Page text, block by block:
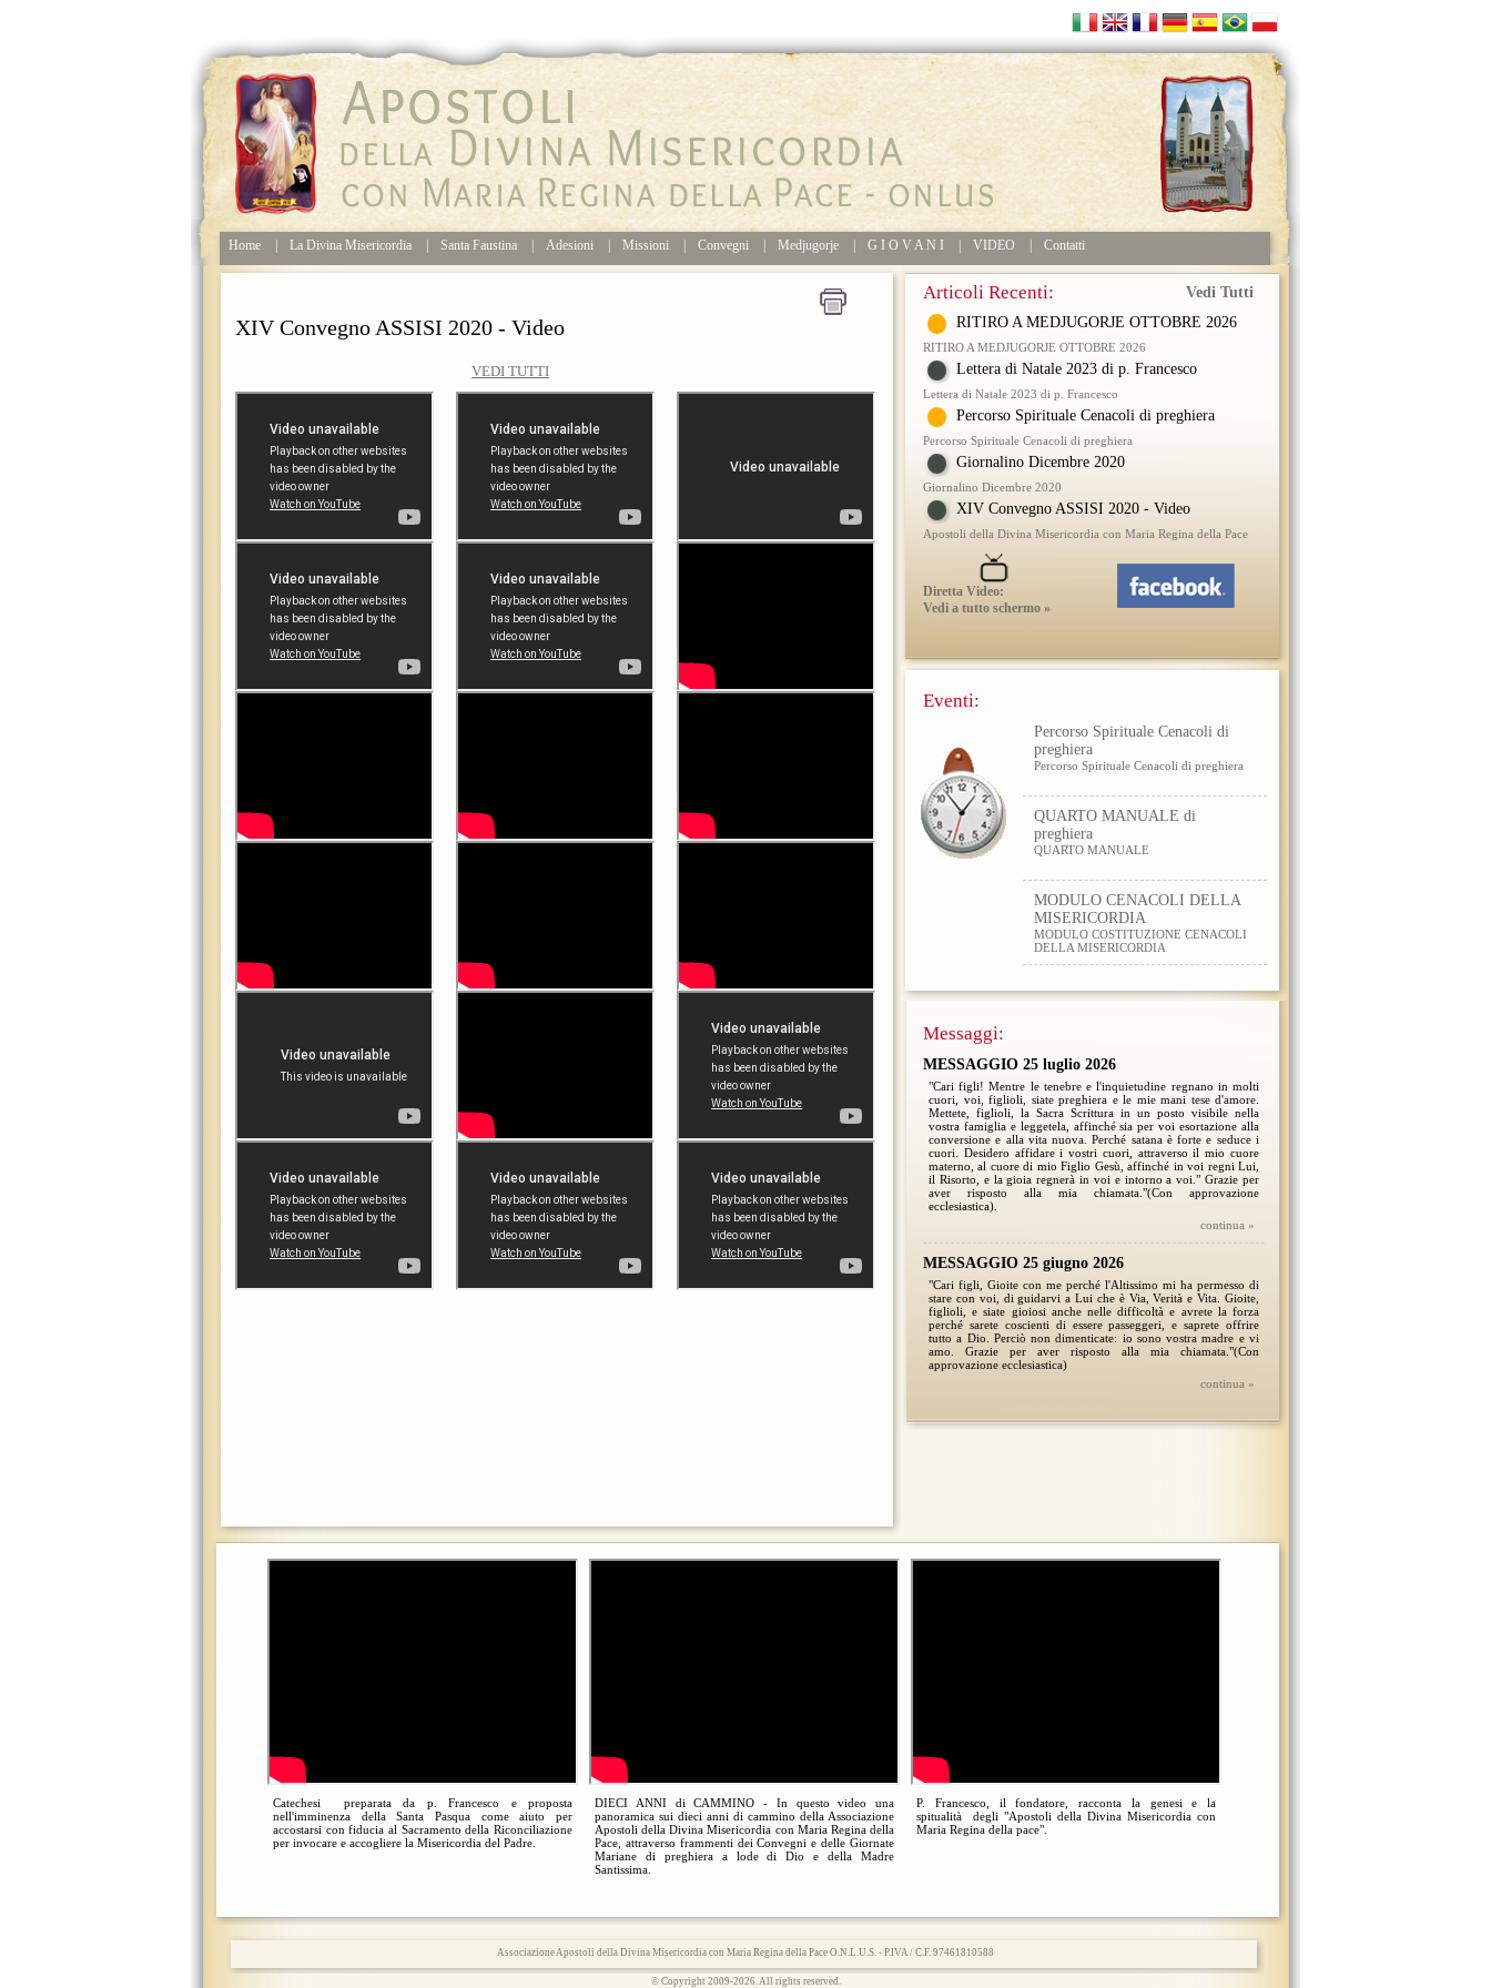
Home La Divina Misericordia Santa Faustina Adesioni Missioni Convegni Medjugorje G I O V A N I VIDEO Contatti
XIV Convegno ASSISI 2020 - Video
VEDI TUTTI
Articoli Recenti:
Vedi Tutti
RITIRO A MEDJUGORJE OTTOBRE 2026
RITIRO A MEDJUGORJE OTTOBRE 2026
Lettera di Natale 2023 di p. Francesco
Lettera di Natale 2023 di p. Francesco
Percorso Spirituale Cenacoli di preghiera
Percorso Spirituale Cenacoli di preghiera
Giornalino Dicembre 2020
Giornalino Dicembre 2020
XIV Convegno ASSISI 2020 - Video
Apostoli della Divina Misericordia con Maria Regina della Pace
Diretta Video:
Vedi a tutto schermo »
Eventi:
Percorso Spirituale Cenacoli di
preghiera
Percorso Spirituale Cenacoli di preghiera
QUARTO MANUALE di
preghiera
QUARTO MANUALE
MODULO CENACOLI DELLA
MISERICORDIA
MODULO COSTITUZIONE CENACOLI
DELLA MISERICORDIA
Messaggi:
MESSAGGIO 25 luglio 2026
"Cari figli! Mentre le tenebre e l'inquietudine regnano in molti
cuori, voi, figlioli, siate preghiera e le mie mani tese d'amore.
Mettete, figlioli, la Sacra Scrittura in un posto visibile nella
vostra famiglia e leggetela, affinché sia per voi esortazione alla
conversione e alla vita nuova. Perché satana è forte e seduce i
cuori. Desidero affidare i vostri cuori, attraverso il mio cuore
materno, al cuore di mio Figlio Gesù, affinché in voi regni Lui,
il Risorto, e la gioia regnerà in voi e intorno a voi." Grazie per
aver risposto alla mia chiamata."(Con approvazione
ecclesiastica).
continua »
MESSAGGIO 25 giugno 2026
"Cari figli, Gioite con me perché l'Altissimo mi ha permesso di
stare con voi, di guidarvi a Lui che è Via, Verità e Vita. Gioite,
figlioli, e siate gioiosi anche nelle difficoltà e avrete la forza
perché sarete coscienti di essere passeggeri, e saprete offrire
tutto a Dio. Perciò non dimenticate: io sono vostra madre e vi
amo. Grazie per aver risposto alla mia chiamata."(Con
approvazione ecclesiastica)
continua »
Catechesi preparata da p. Francesco e proposta
nell'imminenza della Santa Pasqua come aiuto per
accostarsi con fiducia al Sacramento della Riconciliazione
per invocare e accogliere la Misericordia del Padre.
DIECI ANNI di CAMMINO - In questo video una
panoramica sui dieci anni di cammino della Associazione
Apostoli della Divina Misericordia con Maria Regina della
Pace, attraverso frammenti dei Convegni e delle Giornate
Mariane di preghiera a lode di Dio e della Madre
Santissima.
P. Francesco, il fondatore, racconta la genesi e la
spitualità degli "Apostoli della Divina Misericordia con
Maria Regina della pace".
Associazione Apostoli della Divina Misericordia con Maria Regina della Pace O.N.L.U.S. - P.IVA / C.F. 97461810588
© Copyright 2009-2026. All rights reserved.